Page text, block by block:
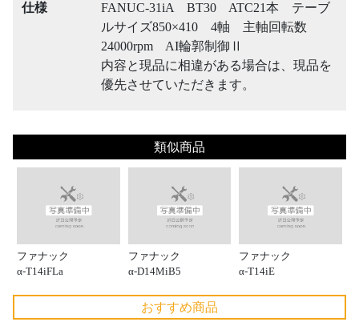
仕様
FANUC-31iA BT30 ATC21本 テーブ
ルサイズ850×410 4軸 主軸回転数
24000rpm AI輪郭制御Ⅱ
内容と現品に相違がある場合は、現品を
優先させていただきます。
類似商品
ファナック
α-T14iFLa
ファナック
α-D14MiB5
ファナック
α-T14iE
おすすめ商品